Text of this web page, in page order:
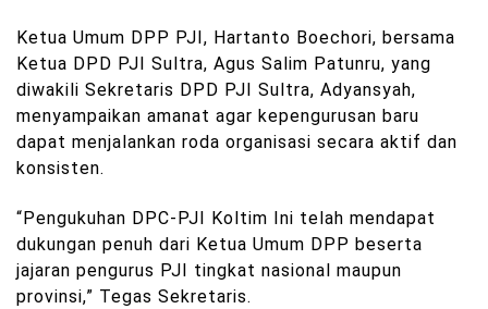
Ketua Umum DPP PJI, Hartanto Boechori, bersama
Ketua DPD PJI Sultra, Agus Salim Patunru, yang
diwakili Sekretaris DPD PJI Sultra, Adyansyah,
menyampaikan amanat agar kepengurusan baru
dapat menjalankan roda organisasi secara aktif dan
konsisten.
“Pengukuhan DPC-PJI Koltim Ini telah mendapat
dukungan penuh dari Ketua Umum DPP beserta
jajaran pengurus PJI tingkat nasional maupun
provinsi,” Tegas Sekretaris.